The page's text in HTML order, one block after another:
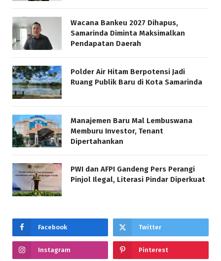
Wacana Bankeu 2027 Dihapus,
Samarinda Diminta Maksimalkan
Pendapatan Daerah
Polder Air Hitam Berpotensi Jadi
Ruang Publik Baru di Kota Samarinda
Manajemen Baru Mal Lembuswana
Memburu Investor, Tenant
Dipertahankan
PWI dan AFPI Gandeng Pers Perangi
Pinjol Ilegal, Literasi Pindar Diperkuat
Facebook Twitter
Instagram Pinterest